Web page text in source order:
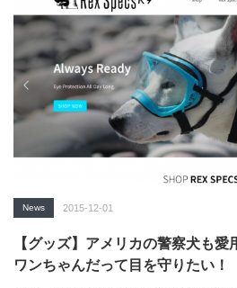
News 2015-12-01
【グッズ】アメリカの警察犬も愛
ワンちゃんだって目を守りたい！